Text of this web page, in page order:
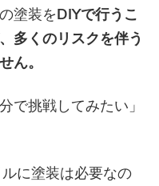
塗装をDIYで行うこ
多くのリスクを伴う
ん。
で挑戦してみたい」
に塗装は必要なの